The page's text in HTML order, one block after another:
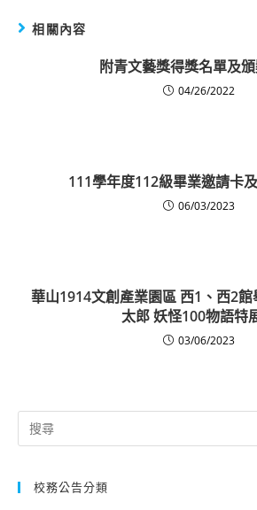
相關內容
附青文藝獎得獎名單及
04/26/2022
111學年度112級畢業邀請卡
06/03/2023
華山1914文創產業園區 西1、西2
太郎 妖怪100物語特
03/06/2023
Search
for:
校務公告分類